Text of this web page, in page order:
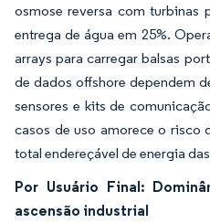
osmose reversa com turbinas
entrega de água em 25%.
arrays para carregar balsas
de dados offshore dependem
sensores e kits de
casos de uso amorece o risco
total endereçável de energia
Por Usuário Final:
ascensão industrial